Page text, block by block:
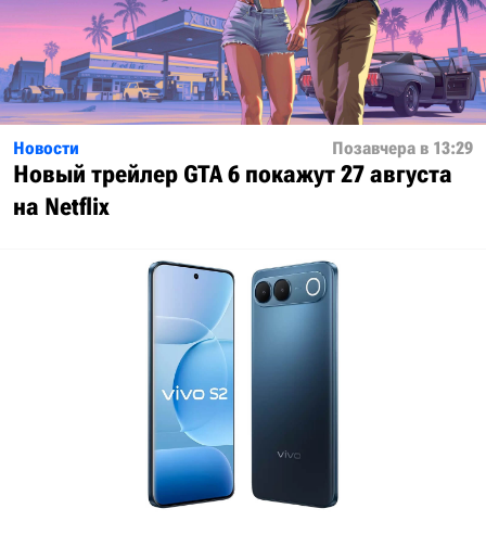
Новости Позавчера в 13:29
Новый трейлер GTA 6 покажут 27 августа
на Netflix